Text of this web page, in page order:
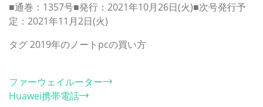
■通巻：1357号■発行：2021年10月26日(火)■次号発行予
定：2021年11月2日(火)
タグ2019年のノートpcの買い方
ファーウェイルーター
Huawei携帯電話